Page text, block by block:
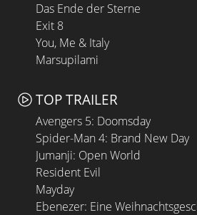
Das Ende der Sterne
Exit 8
You, Me & Italy
Marsupilami
TOP TRAILER
Avengers 5: Doomsday
Spider-Man 4: Brand New Day
Jumanji: Open World
Resident Evil
Mayday
Ebenezer: Eine